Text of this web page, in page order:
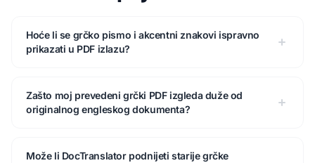
Hoće li se grčko pismo i akcentni znakovi ispravno
prikazati u PDF izlazu?
Zašto moj prevedeni grčki PDF izgleda duže od
originalnog engleskog dokumenta?
Može li DocTranslator podnijeti starije grčke